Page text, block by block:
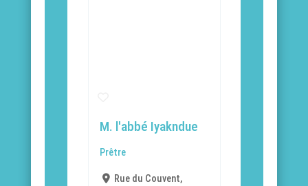
M. l'abbé Iyakndue
Prêtre
Rue du Couvent,